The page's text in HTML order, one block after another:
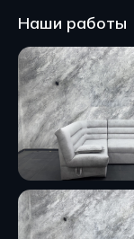
Наши работы